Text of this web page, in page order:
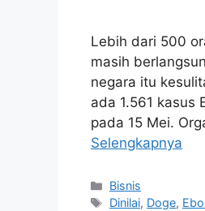
Lebih dari 500
masih
negara itu
ada 1.561 kasus
pada 15 Mei.
Selengkapnya
Kategori
Bisnis
Tag
Dinilai, Doge,